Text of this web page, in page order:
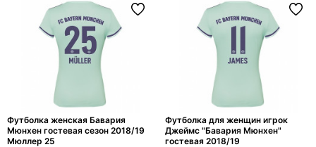
Футболка женская Бавария
Мюнхен гостевая сезон 2018/19
Мюллер 25
Футболка для женщин игрок
Джеймс "Бавария Мюнхен"
гостевая 2018/19